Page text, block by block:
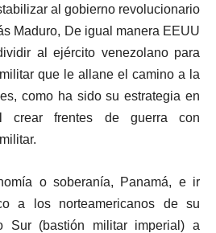
al gobierno revolucionario
Maduro, De igual manera EEUU
al ejército venezolano para
que le allane el camino a la
como ha sido su estrategia en
crear frentes de guerra con
o soberanía, Panamá, e ir
a los norteamericanos de su
Sur (bastión militar imperial) a